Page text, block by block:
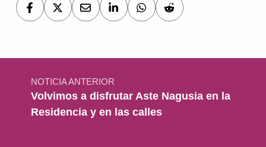
Navegación de entradas
NOTICIA ANTERIOR
Volvimos a disfrutar Aste Nagusia en la
Residencia y en las calles